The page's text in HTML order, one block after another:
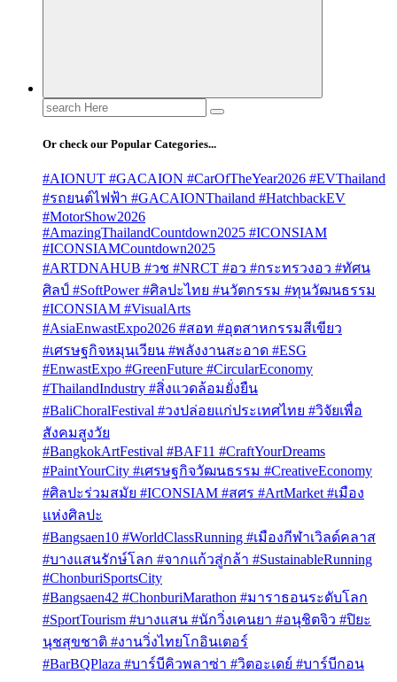
Search
for:
Or check our Popular Categories...
#AIONUT #GACAION #CarOfTheYear2026 #EVThailand
#รถยนต์ไฟฟ้า #GACAIONThailand #HatchbackEV
#MotorShow2026
#AmazingThailandCountdown2025 #ICONSIAM
#ICONSIAMCountdown2025
#ARTDNAHUB #วช #NRCT #อว #กระทรวงอว #ทัศน
ศิลป์ #SoftPower #ศิลปะไทย #นวัตกรรม #ทุนวัฒนธรรม
#ICONSIAM #VisualArts
#AsiaEnwastExpo2026 #สอท #อุตสาหกรรมสีเขียว
#เศรษฐกิจหมุนเวียน #พลังงานสะอาด #ESG
#EnwastExpo #GreenFuture #CircularEconomy
#ThailandIndustry #สิ่งแวดล้อมยั่งยืน
#BaliChoralFestival #วงปล่อยแก่ประเทศไทย #วิจัยเพื่อ
สังคมสูงวัย
#BangkokArtFestival #BAF11 #CraftYourDreams
#PaintYourCity #เศรษฐกิจวัฒนธรรม #CreativeEconomy
#ศิลปะร่วมสมัย #ICONSIAM #สศร #ArtMarket #เมือง
แห่งศิลปะ
#Bangsaen10 #WorldClassRunning #เมืองกีฬาเวิลด์คลาส
#บางแสนรักษ์โลก #จากแก้วสู่กล้า #SustainableRunning
#ChonburiSportsCity
#Bangsaen42 #ChonburiMarathon #มาราธอนระดับโลก
#SportTourism #บางแสน #นักวิ่งเคนยา #อนุชิตจิว #ปิยะ
นุชสุขชาติ #งานวิ่งไทยโกอินเตอร์
#BarBQPlaza #บาร์บีคิวพลาซ่า #วิตอะเดย์ #บาร์บีกอน